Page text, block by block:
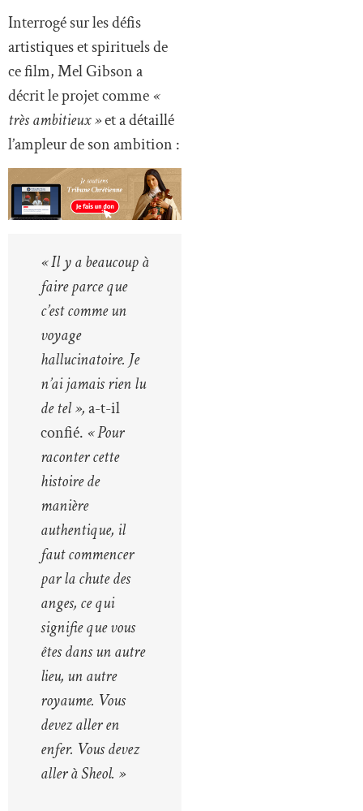
Interrogé sur les défis
artistiques et spirituels de
ce film, Mel Gibson a
décrit le projet comme«
très ambitieux »et a détaillé
l’ampleur de son ambition :
« Il y a beaucoup à
faire parce que
c’est comme un
voyage
hallucinatoire. Je
n’ai jamais rien lu
de tel »,a-t-il
confié. « Pour
raconter cette
histoire de
manière
authentique, il
faut commencer
par la chute des
anges, ce qui
signifie que vous
êtes dans un autre
lieu, un autre
royaume. Vous
devez aller en
enfer. Vous devez
aller à Sheol. »